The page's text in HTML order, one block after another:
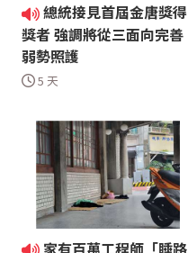
總統接見首屆金唐獎得
獎者 強調將從三面向完善
弱勢照護
5 天
家有百萬工程師「睡路